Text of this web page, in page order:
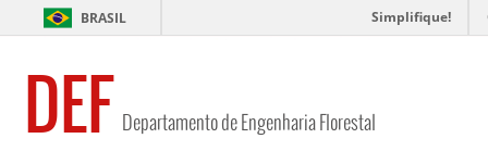
BRASIL Simplifique!
DEF Departamento de Engenharia Florestal